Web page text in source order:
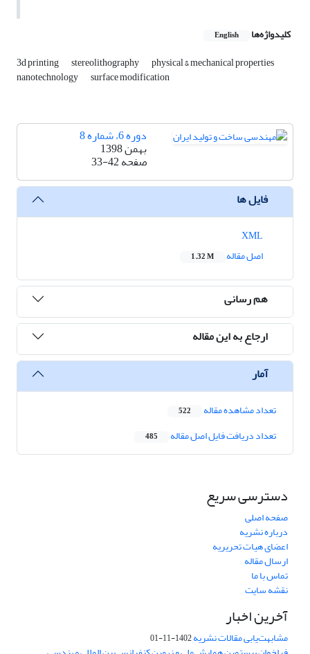
کلیدواژه‌ها English
3d printing stereolithography physical & mechanical properties
nanotechnology surface modification
دوره 6، شماره 8
بهمن 1398
صفحه33-42
فایل ها
اصل مقاله
1.32 M
هم رسانی
ارجاع به این مقاله
آمار
تعداد مشاهده مقاله 522
تعداد دریافت فایل اصل مقاله 485
دسترسی سریع
صفحه اصلی
درباره نشریه
اعضای هیات تحریریه
ارسال مقاله
تماس با ما
نقشه سایت
آخرین اخبار
مشابهت‌یابی مقالات نشریه1402-11-01